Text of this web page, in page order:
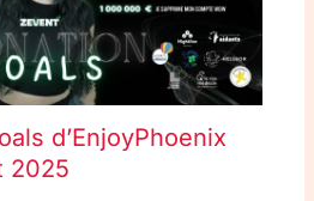
d’EnjoyPhoenix
2025